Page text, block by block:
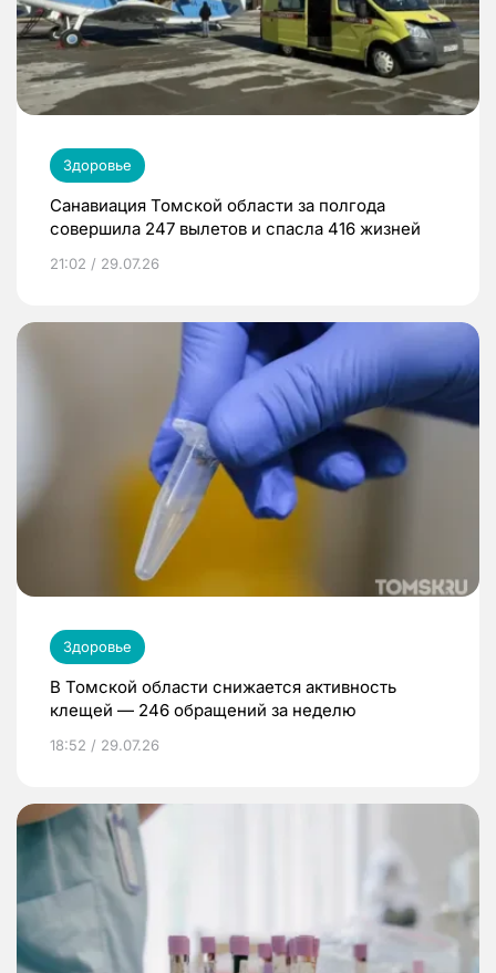
Здоровье
Санавиация Томской области за полгода
совершила 247 вылетов и спасла 416 жизней
21:02 / 29.07.26
Здоровье
В Томской области снижается активность
клещей — 246 обращений за неделю
18:52 / 29.07.26